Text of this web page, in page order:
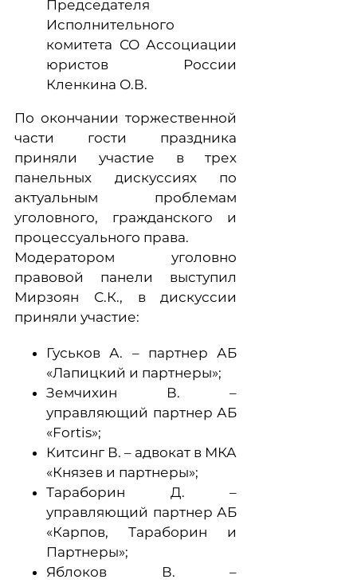
Председателя
Исполнительного
комитета СО Ассоциации
юристов России
Кленкина О.В.
По окончании торжественной
части гости праздника
приняли участие в трех
панельных дискуссиях по
актуальным проблемам
уголовного, гражданского и
процессуального права.
Модератором уголовно
правовой панели выступил
Мирзоян С.К., в дискуссии
приняли участие:
Гуськов А. – партнер АБ
«Лапицкий и партнеры»;
Земчихин В. –
управляющий партнер АБ
«Fortis»;
Китсинг В. – адвокат в МКА
«Князев и партнеры»;
Тараборин Д. –
управляющий партнер АБ
«Карпов, Тараборин и
Партнеры»;
Яблоков В. –